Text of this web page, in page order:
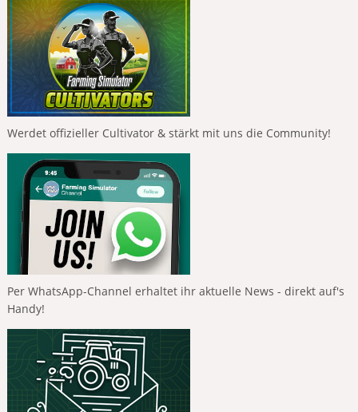
Werdet offizieller Cultivator & stärkt mit uns die Community!
Per WhatsApp-Channel erhaltet ihr aktuelle News - direkt auf's
Handy!